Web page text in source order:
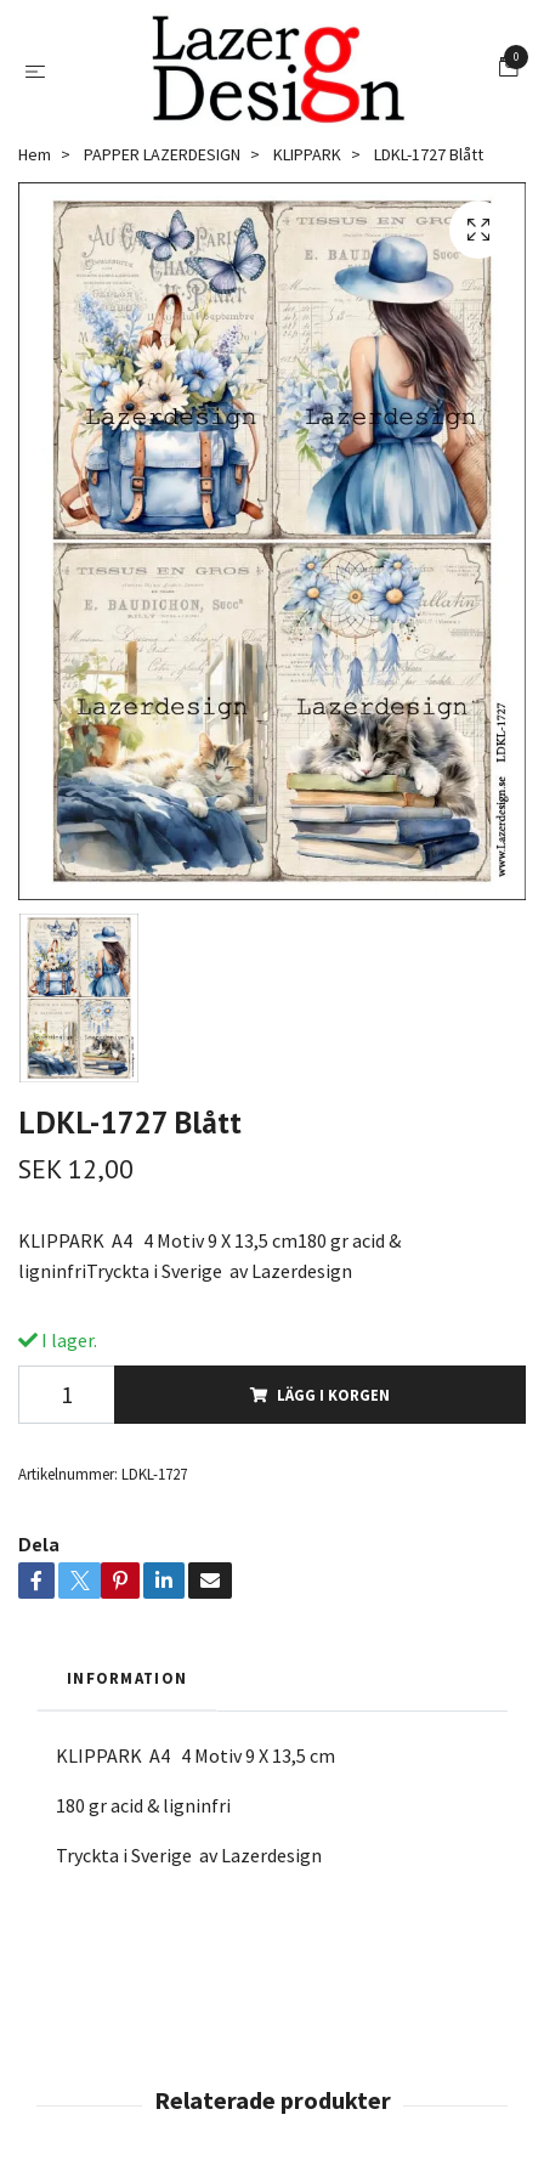
0
Hem PAPPER LAZERDESIGN KLIPPARK LDKL-1727 Blått
LDKL-1727 Blått
SEK 12,00
KLIPPARK A4 4 Motiv 9 X 13,5 cm180 gr acid &
ligninfriTryckta i Sverige av Lazerdesign
I lager.
LÄGG I KORGEN
Artikelnummer: LDKL-1727
Dela
INFORMATION
KLIPPARK A4 4 Motiv 9 X 13,5 cm
180 gr acid & ligninfri
Tryckta i Sverige av Lazerdesign